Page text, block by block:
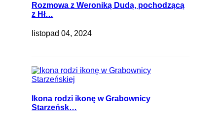
Rozmowa z Weroniką Dudą, pochodzącą
z Hł…
listopad 04, 2024
Ikona rodzi ikonę w Grabownicy
Starzeńsk…